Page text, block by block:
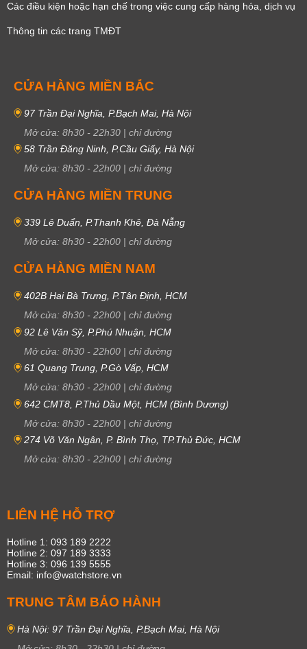
Các điều kiện hoặc hạn chế trong việc cung cấp hàng hóa, dịch vụ
Thông tin các trang TMĐT
CỬA HÀNG MIỀN BẮC
97 Trần Đại Nghĩa, P.Bạch Mai, Hà Nội
Mở cửa: 8h30 - 22h30 | chỉ đường
58 Trần Đăng Ninh, P.Cầu Giấy, Hà Nội
Mở cửa: 8h30 - 22h00 | chỉ đường
CỬA HÀNG MIỀN TRUNG
339 Lê Duẩn, P.Thanh Khê, Đà Nẵng
Mở cửa: 8h30 - 22h00 | chỉ đường
CỬA HÀNG MIỀN NAM
402B Hai Bà Trưng, P.Tân Định, HCM
Mở cửa: 8h30 - 22h00 | chỉ đường
92 Lê Văn Sỹ, P.Phú Nhuận, HCM
Mở cửa: 8h30 - 22h00 | chỉ đường
61 Quang Trung, P.Gò Vấp, HCM
Mở cửa: 8h30 - 22h00 | chỉ đường
642 CMT8, P.Thủ Dầu Một, HCM (Bình Dương)
Mở cửa: 8h30 - 22h00 | chỉ đường
274 Võ Văn Ngân, P. Bình Thọ, TP.Thủ Đức, HCM
Mở cửa: 8h30 - 22h00 | chỉ đường
LIÊN HỆ HỖ TRỢ
Hotline 1: 093 189 2222
Hotline 2: 097 189 3333
Hotline 3: 096 139 5555
Email: info@watchstore.vn
TRUNG TÂM BẢO HÀNH
Hà Nội: 97 Trần Đại Nghĩa, P.Bạch Mai, Hà Nội